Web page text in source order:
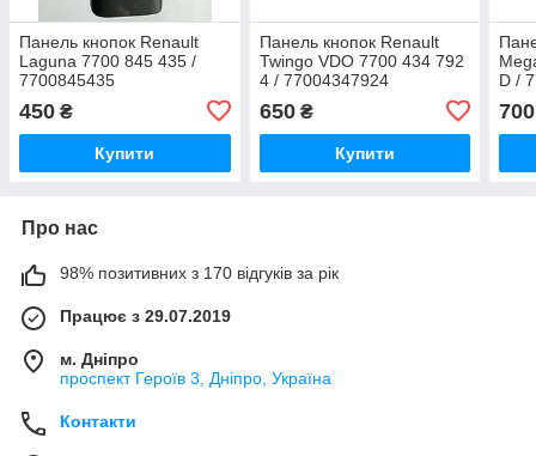
Панель кнопок Renault
Laguna 7700 845 435 /
7700845435
450 ₴
Купити
Панель кнопок Renault
Twingo VDO 7700 434 792
4 / 77004347924
650₴
Купити
D /
700
Про нас
98% позитивних з 170 відгуків за рік
Працює з 29.07.2019
м. Дніпро
проспект Героїв 3, Дніпро, Україна
Контакти